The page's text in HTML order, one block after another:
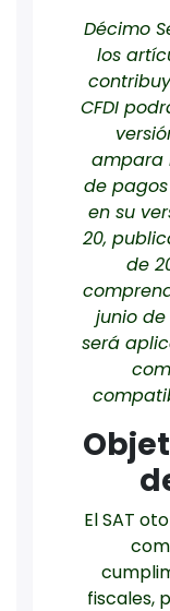
Décimo
los
CFDI
ampara
de
en su
20,
de
junio de
será
El SAT
fiscales,